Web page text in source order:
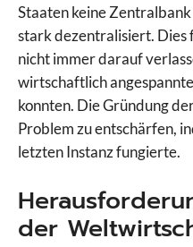
Staaten keine
stark dezentralisiert. Dies
nicht immer darauf
wirtschaftlich
konnten. Die Gründung
Problem zu entschärfen,
letzten Instanz fungierte.
der